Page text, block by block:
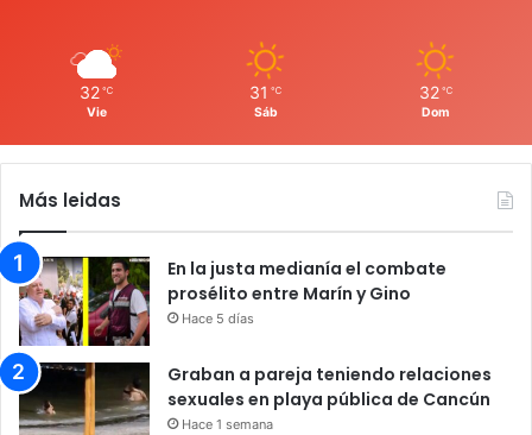
32 ℃
Vie
31 ℃
Sáb
32 ℃
Dom
Más leidas
En la justa medianía el combate
prosélito entre Marín y Gino
Hace 5 días
Graban a pareja teniendo relaciones
sexuales en playa pública de Cancún
Hace 1 semana